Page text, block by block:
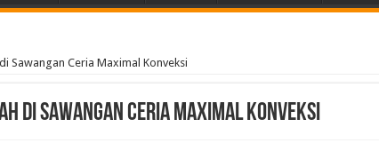
Sawangan Ceria Maximal Konveksi
di Sawangan Ceria Maximal Konveksi